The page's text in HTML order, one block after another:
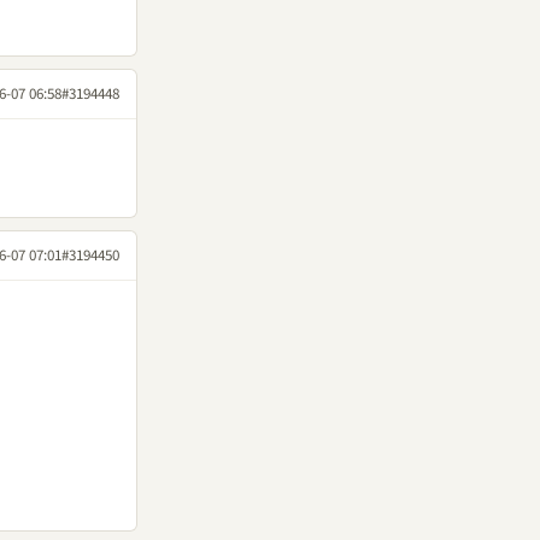
07 06:58#3194448
07 07:01#3194450